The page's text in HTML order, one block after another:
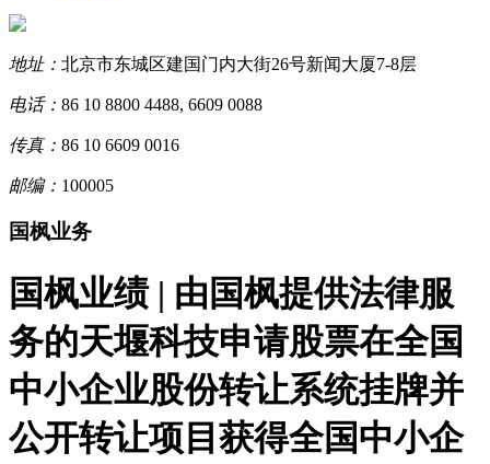
地址： 北京市东城区建国门内大街26号新闻大厦7-8层
电话： 86 10 8800 4488, 6609 0088
传真： 86 10 6609 0016
邮编： 100005
国枫业务
国枫业绩 | 由国枫提供法律服
务的天堰科技申请股票在全国
中小企业股份转让系统挂牌并
公开转让项目获得全国中小企